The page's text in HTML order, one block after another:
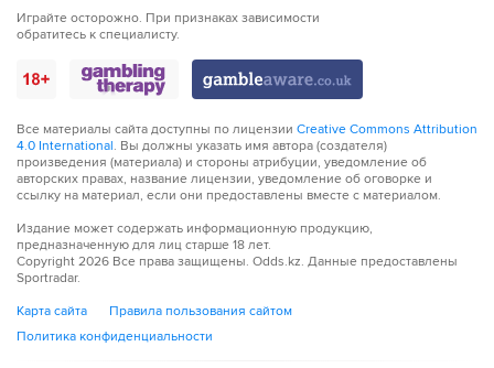
Играйте осторожно. При признаках зависимости
обратитесь к специалисту.
Все материалы сайта доступны по лицензии Creative Commons Attribution
4.0 International. Вы должны указать имя автора (создателя)
произведения (материала) и стороны атрибуции, уведомление об
авторских правах, название лицензии, уведомление об оговорке и
ссылку на материал, если они предоставлены вместе с материалом.
Издание может содержать информационную продукцию,
предназначенную для лиц старше 18 лет.
Copyright 2026 Все права защищены. Odds.kz. Данные предоставлены
Sportradar.
Карта сайта
Правила пользования сайтом
Политика конфиденциальности